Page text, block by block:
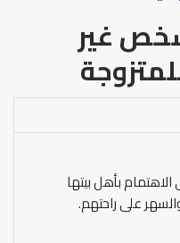
غير
بأهل بيتها
على راحتهم.